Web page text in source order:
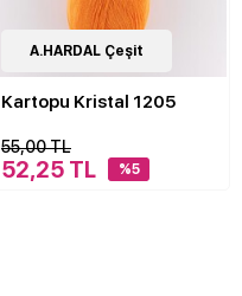
62Çeşit
A.HARDAL Çeşit
Kartopu Kristal 1205
55,00 TL
52,25 TL %5